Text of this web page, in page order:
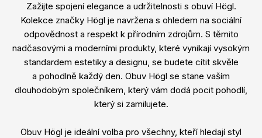
Zažijte spojení elegance a udržitelnosti s obuví Högl.
Kolekce značky Högl je navržena s ohledem na sociální
odpovědnost a respekt k přírodním zdrojům. S těmito
nadčasovými a moderními produkty, které vynikají vysokým
standardem estetiky a designu, se budete cítit skvěle
a pohodlně každý den. Obuv Högl se stane vaším
dlouhodobým společníkem, který vám dodá pocit pohodlí,
který si zamilujete.
Obuv Högl je ideální volba pro všechny, kteří hledají styl